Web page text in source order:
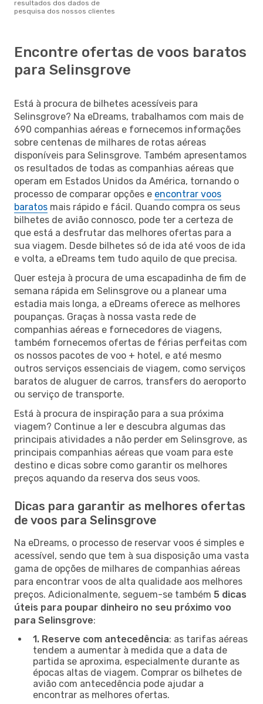
resultados dos dados de
pesquisa dos nossos clientes
Encontre ofertas de voos baratos
para Selinsgrove
Está à procura de bilhetes acessíveis para
Selinsgrove? Na eDreams, trabalhamos com mais de
690 companhias aéreas e fornecemos informações
sobre centenas de milhares de rotas aéreas
disponíveis para Selinsgrove. Também apresentamos
os resultados de todas as companhias aéreas que
operam em Estados Unidos da América, tornando o
processo de comparar opções e encontrar voos
baratos mais rápido e fácil. Quando compra os seus
bilhetes de avião connosco, pode ter a certeza de
que está a desfrutar das melhores ofertas para a
sua viagem. Desde bilhetes só de ida até voos de ida
e volta, a eDreams tem tudo aquilo de que precisa.
Quer esteja à procura de uma escapadinha de fim de
semana rápida em Selinsgrove ou a planear uma
estadia mais longa, a eDreams oferece as melhores
poupanças. Graças à nossa vasta rede de
companhias aéreas e fornecedores de viagens,
também fornecemos ofertas de férias perfeitas com
os nossos pacotes de voo + hotel, e até mesmo
outros serviços essenciais de viagem, como serviços
baratos de aluguer de carros, transfers do aeroporto
ou serviço de transporte.
Está à procura de inspiração para a sua próxima
viagem? Continue a ler e descubra algumas das
principais atividades a não perder em Selinsgrove, as
principais companhias aéreas que voam para este
destino e dicas sobre como garantir os melhores
preços aquando da reserva dos seus voos.
Dicas para garantir as melhores ofertas
de voos para Selinsgrove
Na eDreams, o processo de reservar voos é simples e
acessível, sendo que tem à sua disposição uma vasta
gama de opções de milhares de companhias aéreas
para encontrar voos de alta qualidade aos melhores
preços. Adicionalmente, seguem-se também 5 dicas
úteis para poupar dinheiro no seu próximo voo
para Selinsgrove:
1. Reserve com antecedência: as tarifas aéreas
tendem a aumentar à medida que a data de
partida se aproxima, especialmente durante as
épocas altas de viagem. Comprar os bilhetes de
avião com antecedência pode ajudar a
encontrar as melhores ofertas.